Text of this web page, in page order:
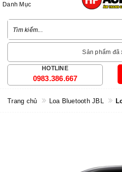
Danh Mục
Sản phẩm đã
HOTLINE
0983.386.667
Trang chủ Loa Bluetooth JBL